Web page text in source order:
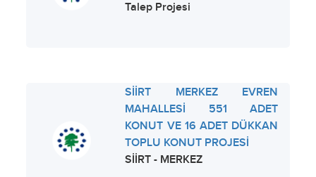
Talep Projesi
SİİRT MERKEZ EVREN
MAHALLESİ 551 ADET
KONUT VE 16 ADET DÜKKAN
TOPLU KONUT PROJESİ
SİİRT - MERKEZ